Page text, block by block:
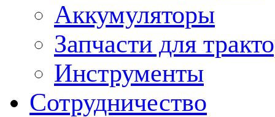
Аккумуляторы
Запчасти для
Инструменты
Сотрудничество